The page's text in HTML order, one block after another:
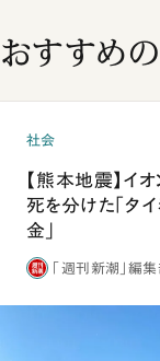
おすすめ
社会
【熊本地震】イ
死を分けた「タ
金」
「週刊新潮」編